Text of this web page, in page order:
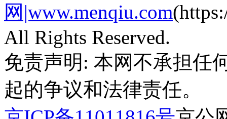
网|www.menqiu.com
All Rights Reserved.
免责声明: 本网不承担任
起的争议和法律责任。